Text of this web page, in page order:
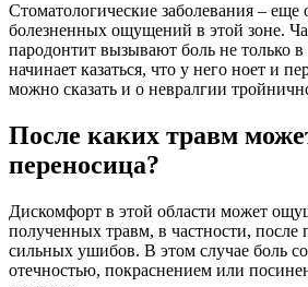
Стоматологические заболевания – еще
болезненных ощущений в этой зоне.
пародонтит вызывают боль не только
начинает казаться, что у него ноет и
можно сказать и о невралгии
После каких травм
переносица?
Дискомфорт в этой области может
полученных травм, в частности, после
сильных ушибов. В этом случае боль
отечностью, покраснением или